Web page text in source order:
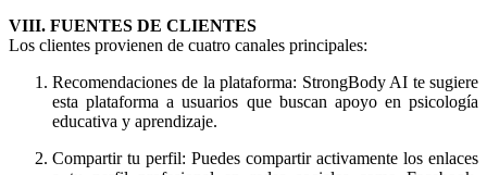
VIII. FUENTES DE CLIENTES
Los clientes provienen de cuatro canales principales:
Recomendaciones de la plataforma: StrongBody AI te sugiere
esta plataforma a usuarios que buscan apoyo en psicología
educativa y aprendizaje.
Compartir tu perfil: Puedes compartir activamente los enlaces